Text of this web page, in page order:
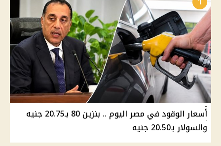
أسعار الوقود في مصر اليوم .. بنزين 80 بـ20.75 جنيه
والسولار بـ20.50 جنيه